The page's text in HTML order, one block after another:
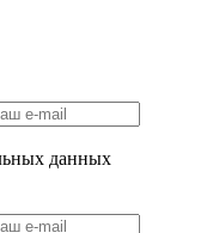
данных